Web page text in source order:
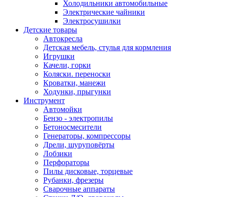
Холодильники автомобильные
Электрические чайники
Электросушилки
Детские товары
Автокресла
Детская мебель, стулья для кормления
Игрушки
Качели, горки
Коляски. переноски
Кроватки, манежи
Ходунки, прыгунки
Инструмент
Автомойки
Бензо - электропилы
Бетоносмесители
Генераторы, компрессоры
Дрели, шуруповёрты
Лобзики
Перфораторы
Пилы дисковые, торцевые
Рубанки, фрезеры
Сварочные аппараты